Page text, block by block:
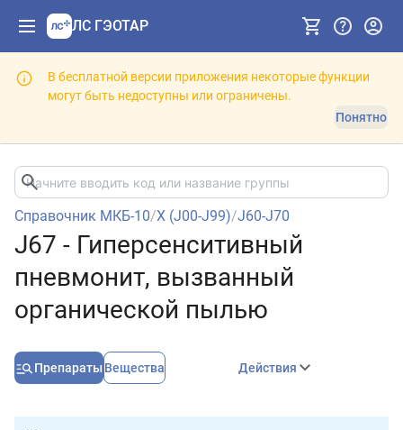
ЛС ГЭОТАР
В бесплатной версии приложения некоторые функции
могут быть недоступны или ограничены.
Понятно
Справочник МКБ-10/X (J00-J99)/J60-J70
J67 - Гиперсенситивный
пневмонит, вызванный
органической пылью
Препараты Вещества Действия